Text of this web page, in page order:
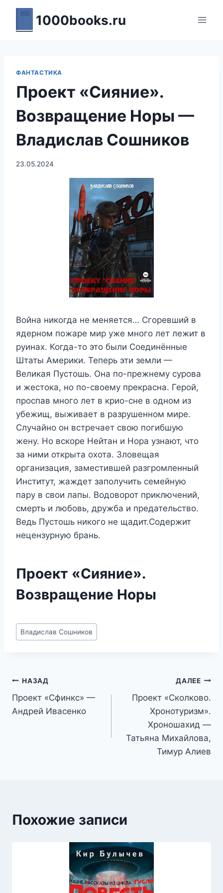
Перейти
содержимому
1000books.ru
ФАНТАСТИКА
Проект «Сияние».
Возвращение Норы —
Владислав Сошников
23.05.2024
Война никогда не меняется… Сгоревший в
ядерном пожаре мир уже много лет лежит в
руинах. Когда-то это были Соединённые
Штаты Америки. Теперь эти земли —
Великая Пустошь. Она по-прежнему сурова
и жестока, но по-своему прекрасна. Герой,
проспав много лет в крио-сне в одном из
убежищ, выживает в разрушенном мире.
Случайно он встречает свою погибшую
жену. Но вскоре Нейтан и Нора узнают, что
за ними открыта охота. Зловещая
организация, заместившей разгромленный
Институт, жаждет заполучить семейную
пару в свои лапы. Водоворот приключений,
смерть и любовь, дружба и предательство.
Ведь Пустошь никого не щадит.Содержит
нецензурную брань.
Проект «Сияние».
Возвращение Норы
Метки
записи:
Владислав Сошников
Навигация
по
НАЗАД
Проект «Сфинкс» —
Андрей Ивасенко
ДАЛЕЕ
Проект «Сколково.
Хронотуризм».
Хроношахид —
Татьяна Михайлова,
Тимур Алиев
Похожие записи